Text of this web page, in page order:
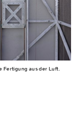
Fertigung aus der Luft.